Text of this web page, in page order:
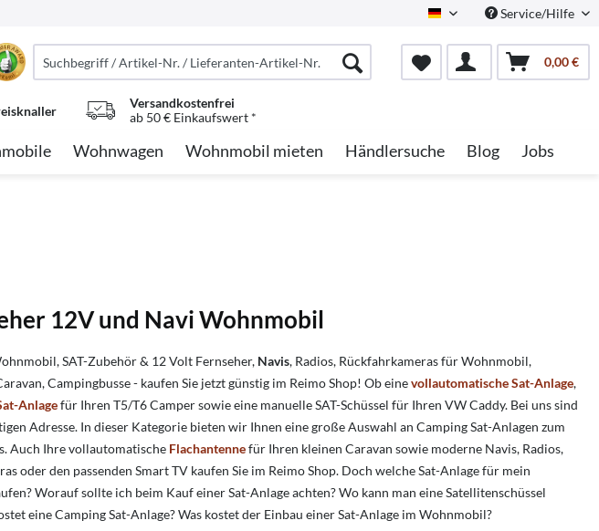
German Service/Hilfe
0,00 €
Versandkostenfrei
ab 50 € Einkaufswert *
Wohnwagen Wohnmobil mieten Händlersuche Blog Jobs
12V und Navi Wohnmobil
SAT-Zubehör & 12 Volt Fernseher, Navis, Radios, Rückfahrkameras für Wohnmobil,
Campingbusse - kaufen Sie jetzt günstig im Reimo Shop! Ob einevollautomatischeSat-Anlage,
Anlagefür Ihren T5/T6 Camper sowie eine manuelle SAT-Schüssel für Ihren VW Caddy. Bei uns sind
Adresse. In dieser Kategorie bieten wir Ihnen eine große Auswahl an Camping Sat-Anlagen zum
Auch Ihre vollautomatische Flachantennefür Ihren kleinen Caravan sowie moderne Navis, Radios,
oder den passenden Smart TV kaufen Sie im Reimo Shop. Doch welche Sat-Anlage für mein
Worauf sollte ich beim Kauf einer Sat-Anlage achten? Wo kann man eine Satellitenschüssel
eine Camping Sat-Anlage?Was kostet der Einbau einer Sat-Anlage im Wohnmobil?